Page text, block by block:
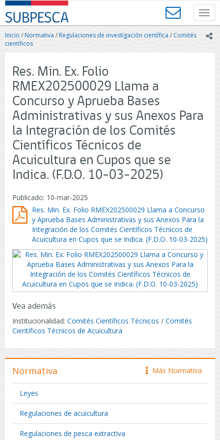
Contenido
principal
SUBPESCA
-
Subsecretaría
de
Acuicultura
Gobierno
de
Chile
Inicio /Normativa / Regulaciones de investigación científica / Comités
científicos
Res. Min. Ex. Folio
RMEX202500029 Llama a
Concurso y Aprueba Bases
Administrativas y sus Anexos Para
la Integración de los Comités
Científicos Técnicos de
Acuicultura en Cupos que se
Indica. (F.D.O. 10-03-2025)
Publicado: 10-mar-2025
Res. Min. Ex. Folio RMEX202500029 Llama a Concurso
y Aprueba Bases Administrativas y sus Anexos Para la
Integración de los Comités Científicos Técnicos de
Acuicultura en Cupos que se Indica. (F.D.O. 10-03-2025)
Vea además
Institucionalidad: Comités Científicos Técnicos / Comités
Científicos Técnicos de Acuicultura
icono
Más Normativa
Normativa
Leyes
Regulaciones de acuicultura
Regulaciones de pesca extractiva